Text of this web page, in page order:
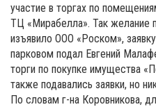
участие в торгах по
ТЦ «Мирабелла». Так желание
изъявило ООО «Роском»,
парковом подал Евгений
торги по покупке имущества
также подавались заявки, но
По словам г-на Коровникова,